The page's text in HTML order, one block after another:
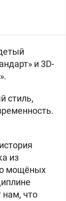
и 3D-
стиль,
из
мощёных
нам, что